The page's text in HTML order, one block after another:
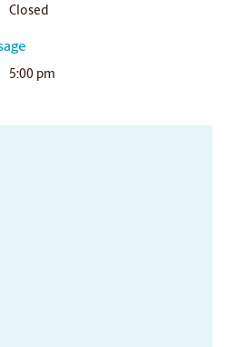
Closed
5:00 pm